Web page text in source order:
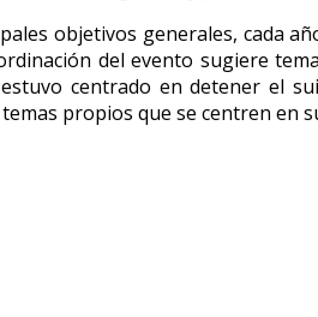
objetivos generales, cada
del evento sugiere
centrado en detener el
propios que se centren en